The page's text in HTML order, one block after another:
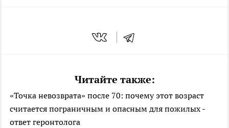
Читайте также:
«Точка невозврата» после 70: почему этот возраст
считается пограничным и опасным для пожилых -
ответ геронтолога